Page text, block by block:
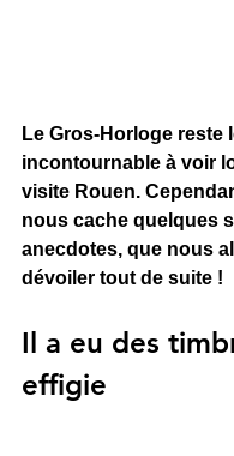
Le Gros-Horloge reste
incontournable à voir
visite Rouen.
nous cache quelques
anecdotes, que nous
dévoiler tout de suite !
Il a eu des
effigie